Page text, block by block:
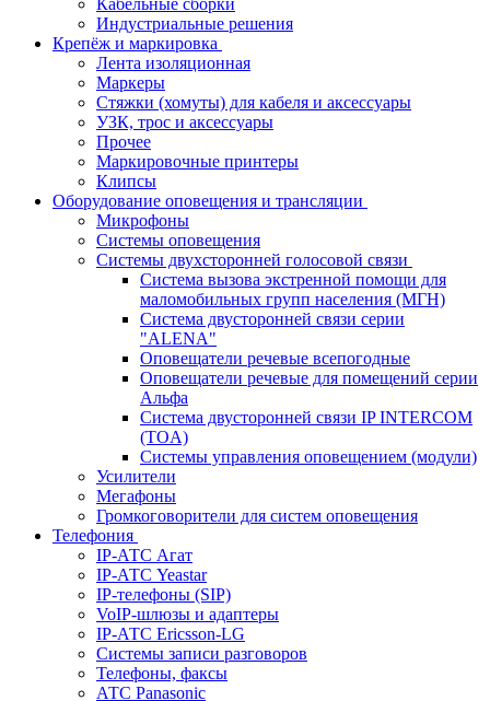
Кабельные сборки
Индустриальные решения
Крепёж и маркировка
Лента изоляционная
Маркеры
Стяжки (хомуты) для кабеля и аксессуары
УЗК, трос и аксессуары
Прочее
Маркировочные принтеры
Клипсы
Оборудование оповещения и трансляции
Микрофоны
Системы оповещения
Системы двухсторонней голосовой связи
Система вызова экстренной помощи для
маломобильных групп населения (МГН)
Система двусторонней связи серии
"ALENA"
Оповещатели речевые всепогодные
Оповещатели речевые для помещений серии
Альфа
Система двусторонней связи IP INTERCOM
(TOA)
Системы управления оповещением (модули)
Усилители
Мегафоны
Громкоговорители для систем оповещения
Телефония
IP-АТС Агат
IP-АТС Yeastar
IP-телефоны (SIP)
VoIP-шлюзы и адаптеры
IP-АТС Ericsson-LG
Системы записи разговоров
Телефоны, факсы
АТС Panasonic